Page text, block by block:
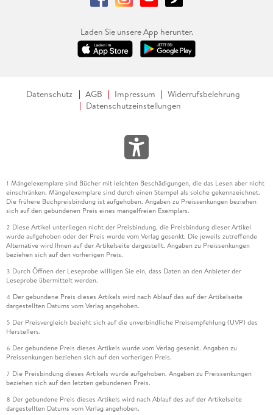
Laden Sie unsere App herunter.
Datenschutz AGB Impressum
Widerrufsbelehrung
Datenschutzeinstellungen
1 Mängelexemplare sind Bücher mit leichten Beschädigungen, die das Lesen aber nicht
einschränken. Mängelexemplare sind durch einen Stempel als solche gekennzeichnet.
Die frühere Buchpreisbindung ist aufgehoben. Angaben zu Preissenkungen beziehen
sich auf den gebundenen Preis eines mangelfreien Exemplars.
2 Diese Artikel unterliegen nicht der Preisbindung, die Preisbindung dieser Artikel
wurde aufgehoben oder der Preis wurde vom Verlag gesenkt. Die jeweils zutreffende
Alternative wird Ihnen auf der Artikelseite dargestellt. Angaben zu Preissenkungen
beziehen sich auf den vorherigen Preis.
3 Durch Öffnen der Leseprobe willigen Sie ein, dass Daten an den Anbieter der
Leseprobe übermittelt werden.
4 Der gebundene Preis dieses Artikels wird nach Ablauf des auf der Artikelseite
dargestellten Datums vom Verlag angehoben.
5 Der Preisvergleich bezieht sich auf die unverbindliche Preisempfehlung (UVP) des
Herstellers.
6 Der gebundene Preis dieses Artikels wurde vom Verlag gesenkt. Angaben zu
Preissenkungen beziehen sich auf den vorherigen Preis.
7 Die Preisbindung dieses Artikels wurde aufgehoben. Angaben zu Preissenkungen
beziehen sich auf den letzten gebundenen Preis.
8 Der gebundene Preis dieses Artikels wird nach Ablauf des auf der Artikelseite
dargestellten Datums vom Verlag angehoben.